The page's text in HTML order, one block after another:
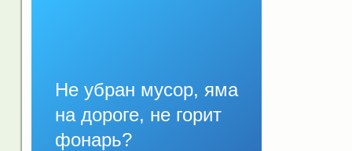
Не убран мусор, яма
на дороге, не горит
фонарь?